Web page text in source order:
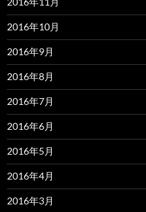
2016年10月
2016年9月
2016年8月
2016年7月
2016年6月
2016年5月
2016年4月
2016年3月